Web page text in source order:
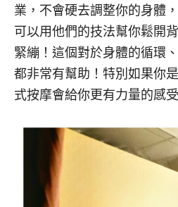
業，不會硬去調整你的身體
可以用他們的技法幫你鬆開
緊繃！這個對於身體的循環
都非常有幫助！特別如果你
式按摩會給你更有力量的感受